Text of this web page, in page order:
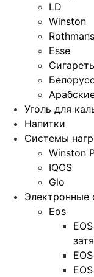
LD
Winston
Rothmans
Esse
Уголь для
Напитки
Системы
Winston
IQOS
Glo
Электронные
Eos